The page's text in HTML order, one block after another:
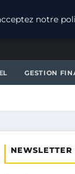
GESTION
NEWSLETTER
notre